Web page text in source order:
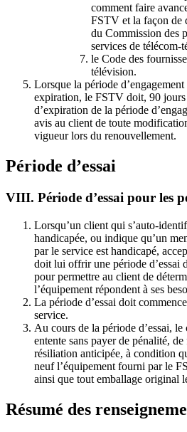
comment faire
FSTV et la façon de
du Commission des
services de
le Code des
télévision.
Lorsque la période
expiration, le FSTV doit, 90
d’expiration de la période
avis au client de toute
vigueur lors du renouvellement.
Période d’essai
VIII. Période d’essai pour les
Lorsqu’un client qui s’auto-
handicapée, ou indique qu’un
par le service est handicapé,
doit lui offrir une période d’essai
pour permettre au client de
l’équipement répondent à ses
La période d’essai doit
service.
Au cours de la période d’essai,
entente sans payer de pénalité,
résiliation anticipée, à condition
neuf l’équipement fourni par le
ainsi que tout emballage original
Résumé des